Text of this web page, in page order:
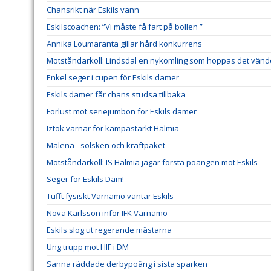
Chansrikt när Eskils vann
Eskilscoachen: ”Vi måste få fart på bollen ”
Annika Loumaranta gillar hård konkurrens
Motståndarkoll: Lindsdal en nykomling som hoppas det
Enkel seger i cupen för Eskils damer
Eskils damer får chans studsa tillbaka
Förlust mot seriejumbon för Eskils damer
Iztok varnar för kämpastarkt Halmia
Malena - solsken och kraftpaket
Motståndarkoll: IS Halmia jagar första poängen mot Eskils
Seger för Eskils Dam!
Tufft fysiskt Värnamo väntar Eskils
Nova Karlsson inför IFK Värnamo
Eskils slog ut regerande mästarna
Ung trupp mot HIF i DM
Sanna räddade derbypoäng i sista sparken